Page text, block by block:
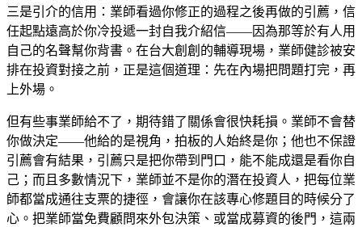
三是引介的信用：業師看過你修正的過程之後再做的引薦，信
任起點遠高於你冷投遞一封自我介紹信——因為那等於有人用
自己的名聲幫你背書。在台大創創的輔導現場，業師健診被安
排在投資對接之前，正是這個道理：先在內場把問題打完，再
上外場。
但有些事業師給不了，期待錯了關係會很快耗損。業師不會替
你做決定——他給的是視角，拍板的人始終是你；他也不保證
引薦會有結果，引薦只是把你帶到門口，能不能成還是看你自
己；而且多數情況下，業師並不是你的潛在投資人，把每位業
師都當成通往支票的捷徑，會讓你在該專心修題目的時候分了
心。把業師當免費顧問來外包決策、或當成募資的後門，這兩